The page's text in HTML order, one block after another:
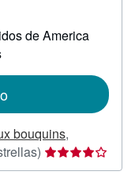
de America
bouquins,
Calificación
del